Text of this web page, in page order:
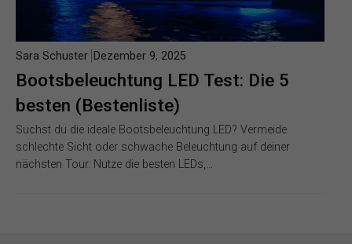
Bootsbeleuchtung LED Test: Die 5
besten (Bestenliste)
Sara Schuster Dezember 9, 2025
Suchst du die ideale Bootsbeleuchtung LED? Vermeide
schlechte Sicht oder schwache Beleuchtung auf deiner
nächsten Tour. Nutze die besten LEDs,…